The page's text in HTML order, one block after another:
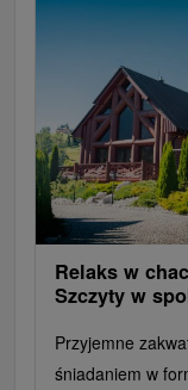
Relaks w
Szczyty w
Przyjemne
śniadaniem w